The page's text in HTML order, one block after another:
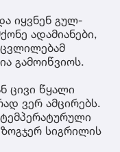
იყვნენ გულ-
ადამიანები,
ცვლილებამ
გამოიწვიოს.
ცივი წყალი
ვერ ამცირებს.
სიგრილის